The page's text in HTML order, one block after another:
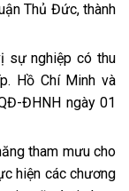
Thủ Đức, thành
sự nghiệp có thu
Hồ Chí Minh và
ĐHNH ngày 01
tham mưu cho
hiện các chương